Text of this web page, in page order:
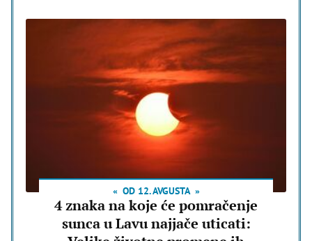
OD 12. AVGUSTA
4 znaka na koje će pomračenje
sunca u Lavu najjače uticati: